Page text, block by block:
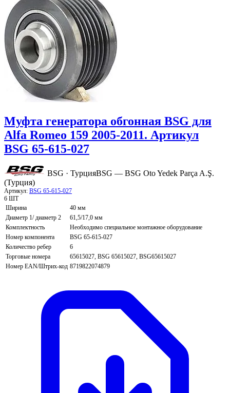
Муфта генератора обгонная BSG для
Alfa Romeo 159 2005-2011. Артикул
BSG 65-615-027
BSG · ТурцияBSG — BSG Oto Yedek Parça A.Ş.
(Турция)
Артикул: BSG 65-615-027
6 ШТ
Ширина
40 мм
Диаметр 1/ диаметр 2
61,5/17,0 мм
Комплектность
Необходимо специальное монтажное оборудование
Номер компонента
BSG 65-615-027
Количество ребер
6
Торговые номера
65615027, BSG 65615027, BSG65615027
Номер EAN/Штрих-код 8719822074879